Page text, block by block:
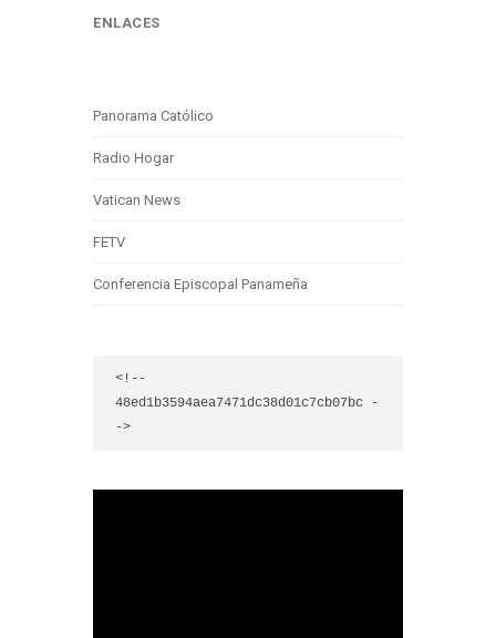
ENLACES
Panorama Católico
Radio Hogar
Vatican News
FETV
Conferencia Episcopal Panameña
<!--
48ed1b3594aea7471dc38d01c7cb07bc -
->